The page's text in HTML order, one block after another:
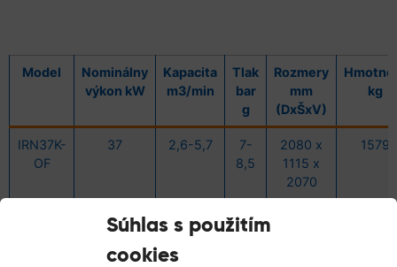
Súhlas s použitím
cookies
Model
Nominálny
výkon kW
Kapacita
m3/min
Tlak
bar
g
Rozmery
mm
(DxŠxV)
kg
IRN37K-
OF
37 2,6-5,7
7-
8,5
2080 x
1115 x
2070
1579
45
7-
8,5